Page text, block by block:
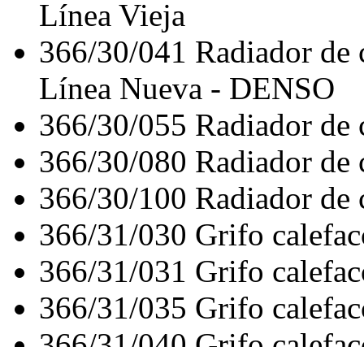
Línea Vieja
366/30/041 Radiador
Línea Nueva - DENSO
366/30/055 Radiador
366/30/080 Radiador
366/30/100 Radiador
366/31/030 Grifo
366/31/031 Grifo
366/31/035 Grifo